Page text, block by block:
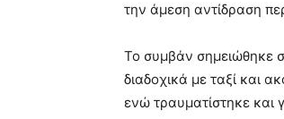
την άμεση αντίδραση
Το συμβάν σημειώθηκε
διαδοχικά με ταξί και
ενώ τραυματίστηκε και